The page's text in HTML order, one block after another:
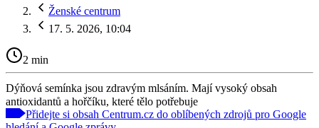
Ženské centrum
17. 5. 2026, 10:04
2 min
Dýňová semínka jsou zdravým mlsáním. Mají vysoký obsah
antioxidantů a hořčíku, které tělo potřebuje
Přidejte si obsah Centrum.cz do oblíbených zdrojů pro Google